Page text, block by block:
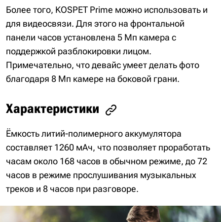
Более того, KOSPET Prime можно использовать и
для видеосвязи. Для этого на фронтальной
панели часов установлена 5 Мп камера с
поддержкой разблокировки лицом.
Примечательно, что девайс умеет делать фото
благодаря 8 Мп камере на боковой грани.
Характеристики
Ёмкость литий-полимерного аккумулятора
составляет 1260 мАч, что позволяет проработать
часам около 168 часов в обычном режиме, до 72
часов в режиме прослушивания музыкальных
треков и 8 часов при разговоре.